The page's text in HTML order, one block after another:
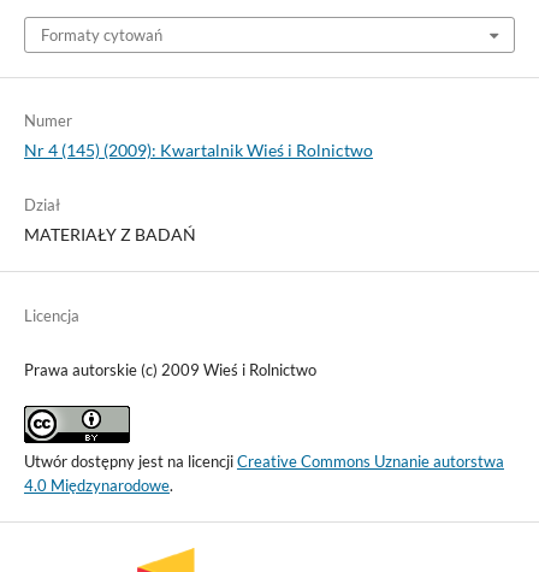
Formaty cytowań
Numer
Nr 4 (145) (2009): Kwartalnik Wieś i Rolnictwo
Dział
MATERIAŁY Z BADAŃ
Licencja
Prawa autorskie (c) 2009 Wieś i Rolnictwo
Utwór dostępny jest na licencjiCreative Commons Uznanie autorstwa
4.0 Międzynarodowe.